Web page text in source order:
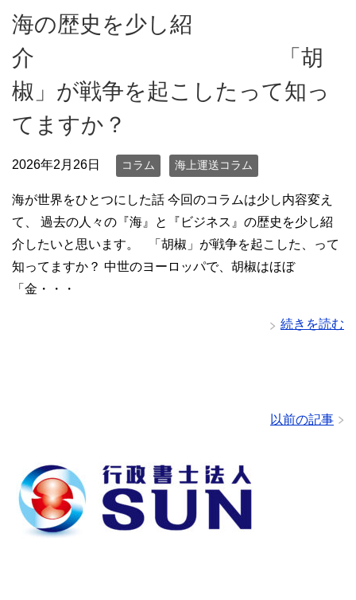
海の歴史を少し紹
介 「胡
椒」が戦争を起こしたって知っ
てますか？
2026年2月26日 コラム 海上運送コラム
海が世界をひとつにした話 今回のコラムは少し内容変え
て、 過去の人々の『海』と『ビジネス』の歴史を少し紹
介したいと思います。 「胡椒」が戦争を起こした、って
知ってますか？ 中世のヨーロッパで、胡椒はほぼ
「金・・・
続きを読む
以前の記事